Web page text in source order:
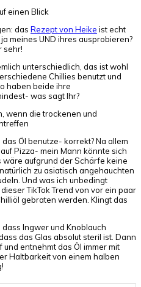
das Rezept von Heike ist echt
meines UND ihres ausprobieren?
sehr!
unterschiedlich, das ist wohl
Chillies benutzt und
haben beide ihre
was sagt Ihr?
Öl benutze- korrekt? Na allem
Pizza- mein Mann könnte sich
wäre aufgrund der Schärfe keine
zu asiatisch angehauchten
Und was ich unbedingt
TikTok Trend von vor ein paar
gebraten werden. Klingt das
Ingwer und Knoblauch
das Glas absolut steril ist. Dann
entnehmt das Öl immer mit
Haltbarkeit von einem halben